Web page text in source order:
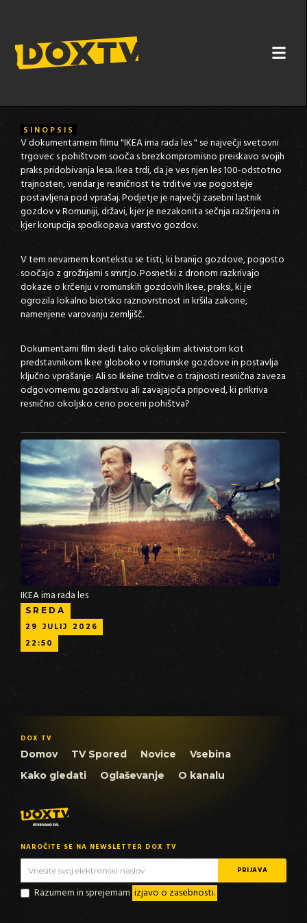
SINOPSIS
V dokumentarnem filmu "IKEA ima rada les " se največji svetovni
trgovec s pohištvom sooča s brezkompromisno preiskavo svojih
praks pridobivanja lesa. Ikea trdi, da je ves njen les 100-odstotno
trajnosten, vendar je resničnost te trditve vse pogosteje
postavljena pod vprašaj. Podjetje je največji zasebni lastnik
gozdov v Romuniji, državi, kjer je nezakonita sečnja razširjena in
kjer korupcija spodkopava varstvo gozdov.
V tem nevarnem kontekstu se tisti, ki branijo gozdove, pogosto
soočajo z grožnjami s smrtjo. Posnetki z dronom razkrivajo
dokaze o krčenju v romunskih gozdovih Ikee, praksi, ki je
ogrozila lokalno biotsko raznovrstnost in kršila zakone,
namenjene varovanju zemljišč.
Dokumentarni film sledi tako okolijskim aktivistom kot
predstavnikom Ikee globoko v romunske gozdove in postavlja
ključno vprašanje: Ali so Ikeine trditve o trajnosti resnična zaveza
odgovornemu gozdarstvu ali zavajajoča pripoved, ki prikriva
resnično okoljsko ceno poceni pohištva?
IKEA ima rada les
SREDA
29 JULIJ
2026
22:50
DOX TV
Domov TV Spored Novice
Vsebina
Kako gledati
Oglaševanje O kanalu
NAROČITE SE NA NEWSLETTER DOX TV
Razumem in sprejemam izjavo o zasebnosti.